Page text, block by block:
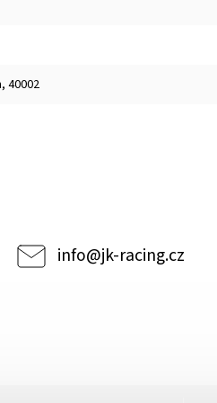
40002
info@jk-racing.cz